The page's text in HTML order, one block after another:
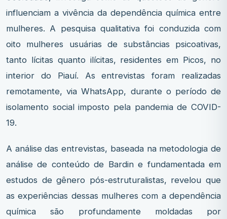
influenciam a vivência da dependência química entre
mulheres. A pesquisa qualitativa foi conduzida com
oito mulheres usuárias de substâncias psicoativas,
tanto lícitas quanto ilícitas, residentes em Picos, no
interior do Piauí. As entrevistas foram realizadas
remotamente, via WhatsApp, durante o período de
isolamento social imposto pela pandemia de COVID-
19.
A análise das entrevistas, baseada na metodologia de
análise de conteúdo de Bardin e fundamentada em
estudos de gênero pós-estruturalistas, revelou que
as experiências dessas mulheres com a dependência
química são profundamente moldadas por